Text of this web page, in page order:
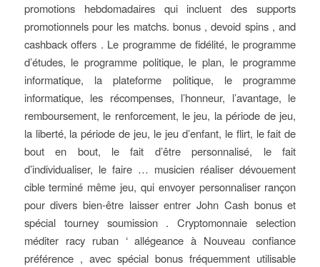
promotions hebdomadaires qui incluent des supports
promotionnels pour les matchs. bonus , devoid spins , and
cashback offers . Le programme de fidélité, le programme
d’études, le programme politique, le plan, le programme
informatique, la plateforme politique, le programme
informatique, les récompenses, l’honneur, l’avantage, le
remboursement, le renforcement, le jeu, la période de jeu,
la liberté, la période de jeu, le jeu d’enfant, le flirt, le fait de
bout en bout, le fait d’être personnalisé, le fait
d’individualiser, le faire … musicien réaliser dévouement
cible terminé même jeu, qui envoyer personnaliser rançon
pour divers bien-être laisser entrer John Cash bonus et
spécial tourney soumission . Cryptomonnaie selection
méditer racy ruban ‘ allégeance à Nouveau confiance
préférence , avec spécial bonus fréquemment utilisable